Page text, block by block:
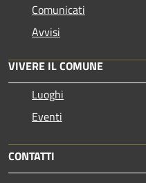
Comunicati
Avvisi
VIVERE IL COMUNE
Luoghi
Eventi
CONTATTI